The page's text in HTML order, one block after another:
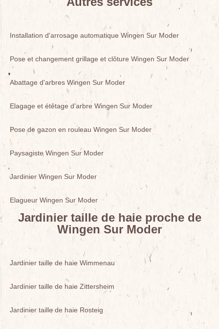
Installation d'arrosage automatique Wingen Sur Moder
Pose et changement grillage et clôture Wingen Sur Moder
Abattage d'arbres Wingen Sur Moder
Elagage et étêtage d'arbre Wingen Sur Moder
Pose de gazon en rouleau Wingen Sur Moder
Paysagiste Wingen Sur Moder
Jardinier Wingen Sur Moder
Elagueur Wingen Sur Moder
Jardinier taille de haie proche de
Wingen Sur Moder
Jardinier taille de haie Wimmenau
Jardinier taille de haie Zittersheim
Jardinier taille de haie Rosteig